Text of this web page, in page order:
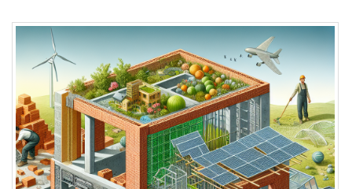
Case antiche,
ristrutturazioni
moderne: come fare.
19 Gennaio 2026
Ristrutturazione: come non
perdere il controllo del budget.